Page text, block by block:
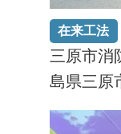
在来工法
三原市消
島県三原